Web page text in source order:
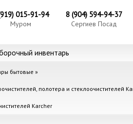
015-91-94
Муром
8 (904) 594-94-37
Сергиев Посад
инвентарь
бытовые »
полотера и стеклоочистителей
Karcher